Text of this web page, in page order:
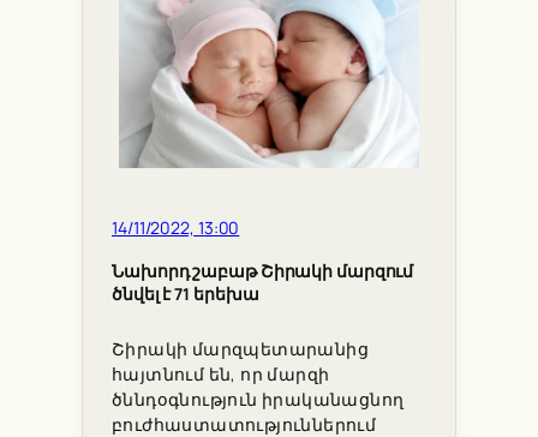
14/11/2022, 13:00
Նախորդ շաբաթ Շիրակի մարզում
ծնվել է 71 երեխա
Շիրակի մարզպետարանից
հայտնում են, որ մարզի
ծննդօգնություն իրականացնող
բուժհաստատություններում